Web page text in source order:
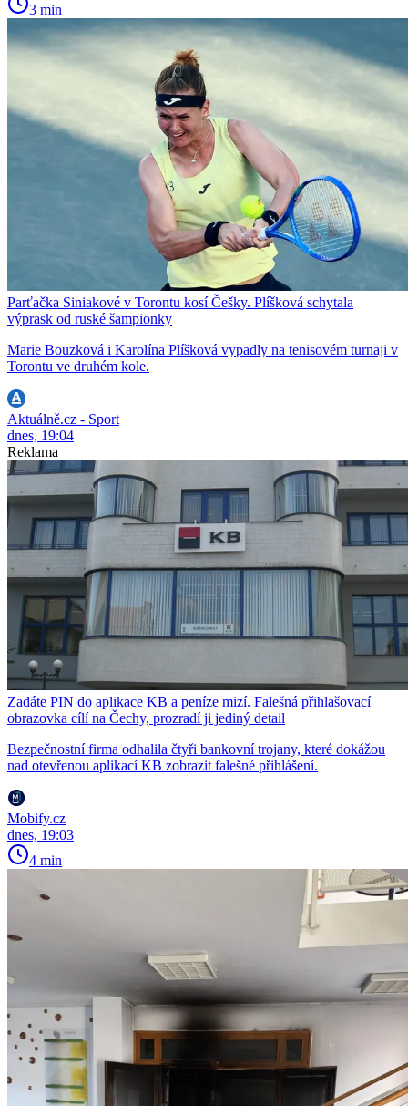
3 min
Parťačka Siniakové v Torontu kosí Češky. Plíšková schytala
výprask od ruské šampionky
Marie Bouzková i Karolína Plíšková vypadly na tenisovém turnaji v
Torontu ve druhém kole.
Aktuálně.cz - Sport
dnes, 19:04
Reklama
Zadáte PIN do aplikace KB a peníze mizí. Falešná přihlašovací
obrazovka cílí na Čechy, prozradí ji jediný detail
Bezpečnostní firma odhalila čtyři bankovní trojany, které dokážou
nad otevřenou aplikací KB zobrazit falešné přihlášení.
Mobify.cz
dnes, 19:03
4 min